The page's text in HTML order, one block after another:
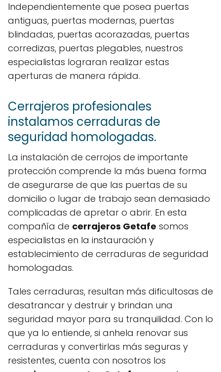
Independientemente que posea puertas
antiguas, puertas modernas, puertas
blindadas, puertas acorazadas, puertas
corredizas, puertas plegables, nuestros
especialistas lograran realizar estas
aperturas de manera rápida.
Cerrajeros profesionales
instalamos cerraduras de
seguridad homologadas.
La instalación de cerrojos de importante
protección comprende la más buena forma
de asegurarse de que las puertas de su
domicilio o lugar de trabajo sean demasiado
complicadas de apretar o abrir. En esta
compañía de cerrajeros Getafe somos
especialistas en la instauración y
establecimiento de cerraduras de seguridad
homologadas.
Tales cerraduras, resultan más dificultosas de
desatrancar y destruir y brindan una
seguridad mayor para su tranquilidad. Con lo
que ya lo entiende, si anhela renovar sus
cerraduras y convertirlas más seguras y
resistentes, cuenta con nosotros los